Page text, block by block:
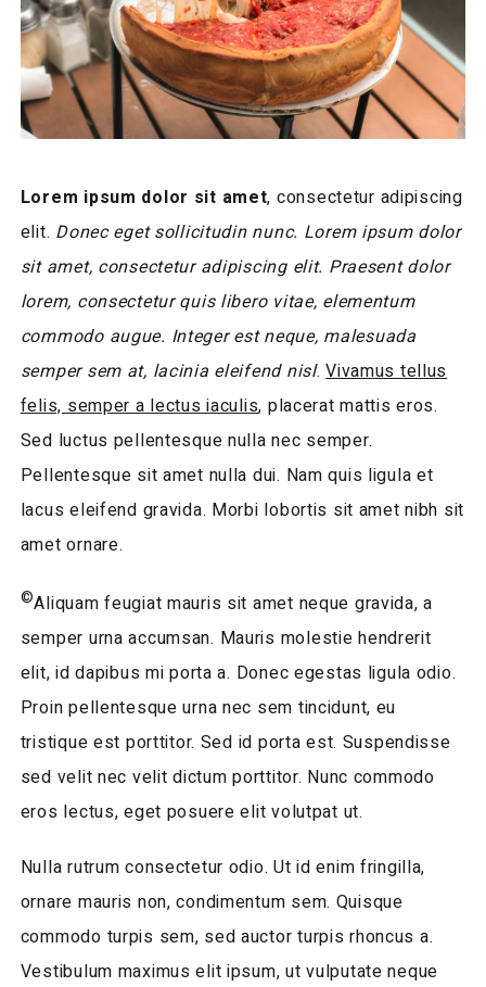
Lorem ipsum dolor sit amet, consectetur adipiscing
elit. Donec eget sollicitudin nunc. Lorem ipsum dolor
sit amet, consectetur adipiscing elit. Praesent dolor
lorem, consectetur quis libero vitae, elementum
commodo augue. Integer est neque, malesuada
semper sem at, lacinia eleifend nisl.Vivamus tellus
felis, semper a lectus iaculis, placerat mattis eros.
Sed luctus pellentesque nulla nec semper.
Pellentesque sit amet nulla dui. Nam quis ligula et
lacus eleifend gravida. Morbi lobortis sit amet nibh sit
amet ornare.
©Aliquam feugiat mauris sit amet neque gravida, a
semper urna accumsan. Mauris molestie hendrerit
elit, id dapibus mi porta a. Donec egestas ligula odio.
Proin pellentesque urna nec sem tincidunt, eu
tristique est porttitor. Sed id porta est. Suspendisse
sed velit nec velit dictum porttitor. Nunc commodo
eros lectus, eget posuere elit volutpat ut.
Nulla rutrum consectetur odio. Ut id enim fringilla,
ornare mauris non, condimentum sem. Quisque
commodo turpis sem, sed auctor turpis rhoncus a.
Vestibulum maximus elit ipsum, ut vulputate neque